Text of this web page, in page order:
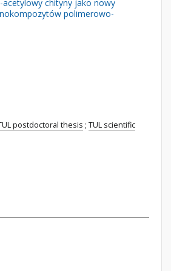
acetylowy chityny jako nowy
polimerowo-
postdoctoral thesis ; TUL scientific